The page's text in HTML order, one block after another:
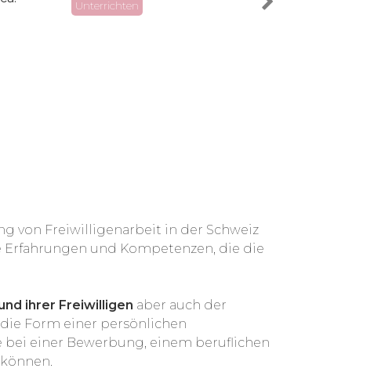
Unterrichten
von Freiwilligenarbeit in der Schweiz
Erfahrungen und Kompetenzen, die die
ihrer Freiwilligen aber auch der
Form einer persönlichen
einer Bewerbung, einem beruflichen